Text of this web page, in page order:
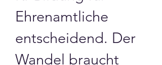
Ehrenamtliche
entscheidend. Der
Wandel braucht